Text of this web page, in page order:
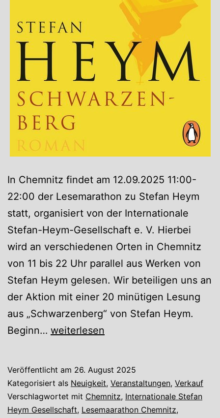
In Chemnitz findet am 12.09.2025 11:00-
22:00 der Lesemarathon zu Stefan Heym
statt, organisiert von der Internationale
Stefan-Heym-Gesellschaft e. V. Hierbei
wird an verschiedenen Orten in Chemnitz
von 11 bis 22 Uhr parallel aus Werken von
Stefan Heym gelesen. Wir beteiligen uns an
der Aktion mit einer 20 minütigen Lesung
aus „Schwarzenberg“ von Stefan Heym.
Beginn… Lesemarathon
weiterlesen
Veröffentlicht am 26. August 2025
Kategorisiert als Neuigkeit, Veranstaltungen, Verkauf
Verschlagwortet mit Chemnitz, Internationale Stefan
Heym Gesellschaft, Lesemaarathon Chemnitz,